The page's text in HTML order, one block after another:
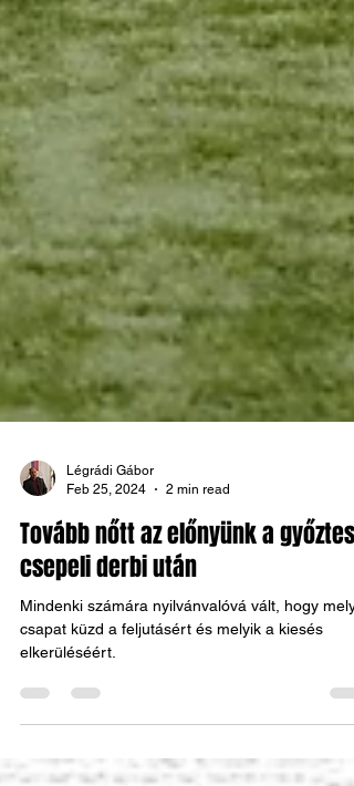
Légrádi Gábor
Tovább nőtt az előnyünk a győztes
csepeli derbi után
Mindenki számára nyilvánvalóvá vált, hogy
csapat küzd a feljutásért és melyik a kiesés